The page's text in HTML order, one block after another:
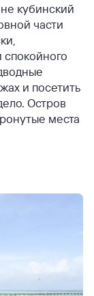
кубинский
части
спокойного
и посетить
Остров
места